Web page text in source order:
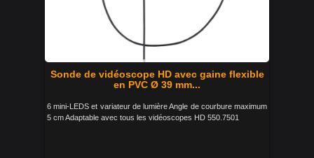
Sonde de vidéoscope HD avec gaine flexible
en PVC Ø 39 mm...
6 mini-LEDS et variateur de lumière Angle de courbure maximum
5 cm Adaptable avec tous les vidéoscopes HD 550.7501